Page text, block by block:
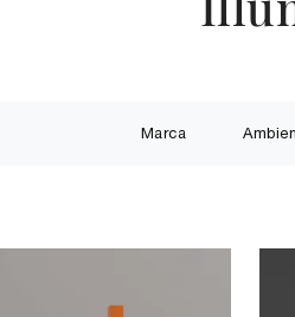
Marca